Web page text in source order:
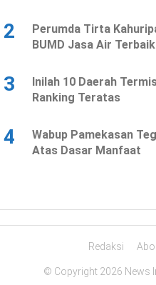
2
Perumda Tirta
BUMD Jasa Air
3
Inilah 10 Daerah
Ranking Teratas
4
Wabup Pamekasan
Atas Dasar Manfaat
Redaksi
© Copyright 2026 News